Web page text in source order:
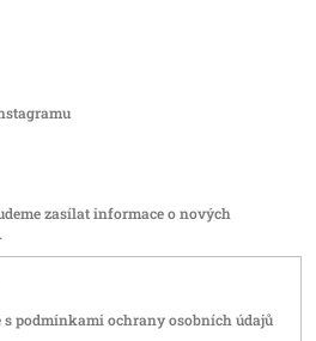
zasílat informace o nových
spodmínkami ochrany osobních údajů